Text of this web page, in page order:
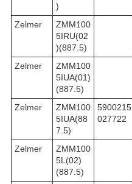
)
Zelmer
ZMM100
5IRU(02
)(887.5)
Zelmer
ZMM100
5IUA(01)
(887.5)
Zelmer
ZMM100
5IUA(88
7.5)
5900215
027722
Zelmer
ZMM100
5L(02)
(887.5)